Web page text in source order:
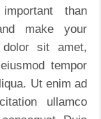
than
make your
dolor sit amet,
tempor
Ut enim ad
ullamco